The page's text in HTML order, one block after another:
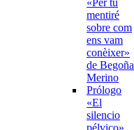
«Per tu
mentiré
sobre com
ens vam
conèixer»
de Begoña
Merino
Prólogo
«El
silencio
pélvico»